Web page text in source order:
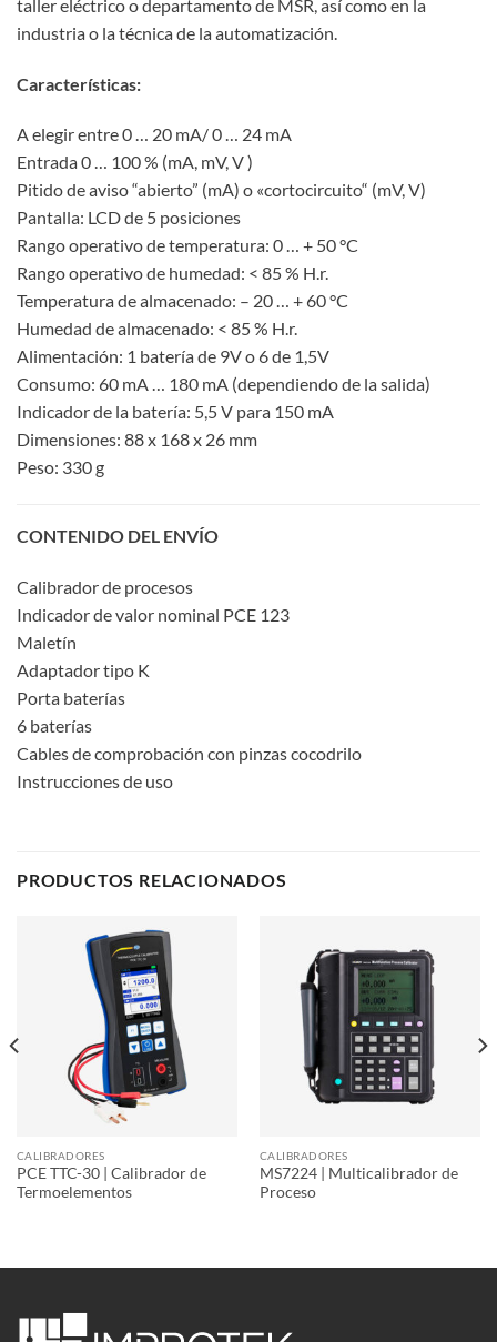
taller eléctrico o departamento de MSR, así como en la
industria o la técnica de la automatización.
Características:
A elegir entre 0 … 20 mA/ 0 … 24 mA
Entrada 0 … 100 % (mA, mV, V )
Pitido de aviso “abierto” (mA) o «cortocircuito“ (mV, V)
Pantalla: LCD de 5 posiciones
Rango operativo de temperatura: 0 … + 50 °C
Rango operativo de humedad: < 85 % H.r.
Temperatura de almacenado: – 20 … + 60 °C
Humedad de almacenado: < 85 % H.r.
Alimentación: 1 batería de 9V o 6 de 1,5V
Consumo: 60 mA … 180 mA (dependiendo de la salida)
Indicador de la batería: 5,5 V para 150 mA
Dimensiones: 88 x 168 x 26 mm
Peso: 330 g
CONTENIDO DEL ENVÍO
Calibrador de procesos
Indicador de valor nominal PCE 123
Maletín
Adaptador tipo K
Porta baterías
6 baterías
Cables de comprobación con pinzas cocodrilo
Instrucciones de uso
PRODUCTOS RELACIONADOS
CALIBRADORES
PCE TTC-30 | Calibrador de
Termoelementos
CALIBRADORES
MS7224 | Multicalibrador de
Proceso